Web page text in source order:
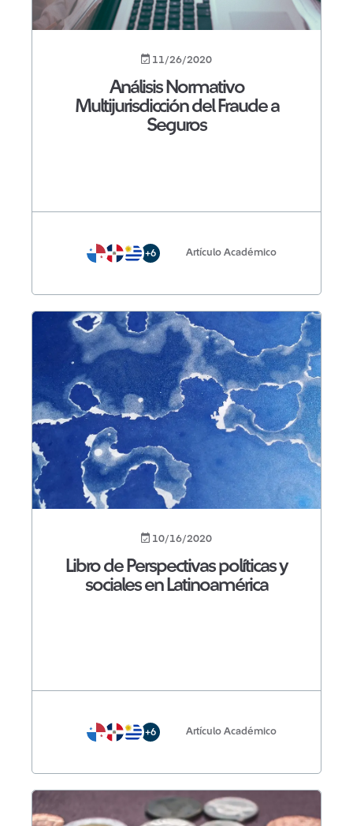
11/26/2020
Análisis Normativo
Multijurisdicción del Fraude a
Seguros
+6 Artículo Académico
10/16/2020
Libro de Perspectivas políticas y
sociales en Latinoamérica
+6 Artículo Académico